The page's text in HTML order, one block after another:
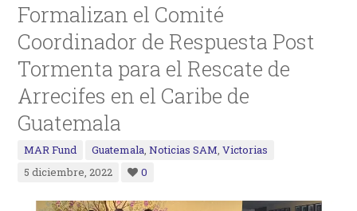
Formalizan el Comité
Coordinador de Respuesta Post
Tormenta para el Rescate de
Arrecifes en el Caribe de
Guatemala
MAR Fund Guatemala,Noticias SAM,Victorias
5 diciembre, 2022
0